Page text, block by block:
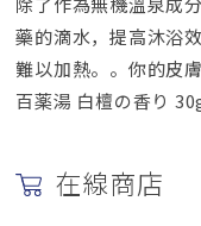
藥的滴水，提高沐浴
難以加熱。。你的皮
百薬湯 白檀の香り
在線商店